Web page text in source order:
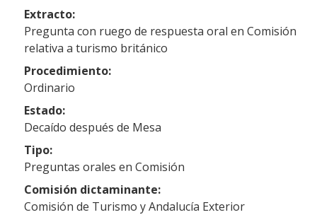
Extracto:
Pregunta con ruego de respuesta oral en Comisión
relativa a turismo británico
Procedimiento:
Ordinario
Estado:
Decaído después de Mesa
Tipo:
Preguntas orales en Comisión
Comisión dictaminante:
Comisión de Turismo y Andalucía Exterior